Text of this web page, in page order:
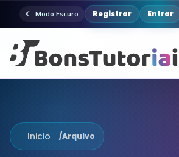
Modo Escuro Registrar Entrar
Inicio /Arquivo